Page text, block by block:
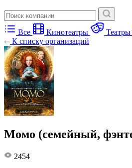
Все Кинотеатры Театры
К списку организаций
Момо (семейный,
2454